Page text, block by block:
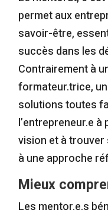
permet aux
savoir-être,
succès dans les
Contrairement à
formateur.trice,
solutions toutes
l’entrepreneur.e
vision et à
à une approche
Mieux
Les mentor.e.s